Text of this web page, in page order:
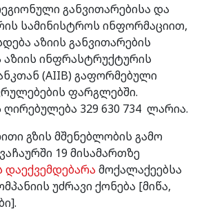
განვითარებისა და
სამინისტროს ინფორმაციით,
აზიის განვითარების
აზიის ინფრასტრუქტურის
(AIIB) გაფორმებული
ფარგლებში.
329 630 734 ლარია.
გზის მშენებლობის გამო
19 მისამართზე
დაექვემდებარამოქალაქეებსა
უძრავი ქონება [მიწა,